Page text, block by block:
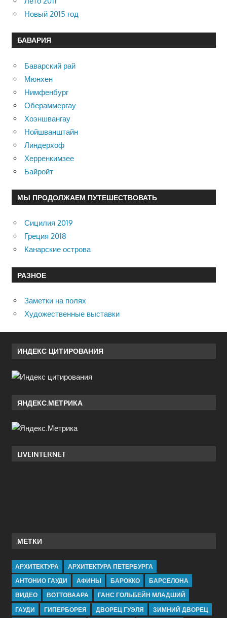
Новый 2015 год
БАВАРИЯ
Баварский рай
Мюнхен
Нимфенбург
Обераммергау
Хоэншвангау
Нойшванштайн
Линдерхоф
Херренкимзее
Байройт
МЫ ПРОДОЛЖАЕМ ПУТЕШЕСТВОВАТЬ
Сицилия 2019
Греция 2018
Канарские острова
РАЗНОЕ
Заметки на полях
Художественные выставки
ИНДЕКС ЦИТИРОВАНИЯ
ЯНДЕКС.МЕТРИКА
LIVEINTERNET
МЕТКИ
АРХИТЕКТУРА
АРХИТЕКТУРА ПЕТЕРБУРГА
АНТОНИО ГАУДИ
АФИНЫ БАРОККО
БАРСЕЛОНА
ВИДЕО
ВОТТОВААРА
ГАНС ГОЛЬБЕЙН МЛАДШИЙ
ГАУДИ
ГИПЕРБОРЕЯ ДВОРЕЦ ГУЭЛЯ ЗИМНИЙ ДВОРЕЦ